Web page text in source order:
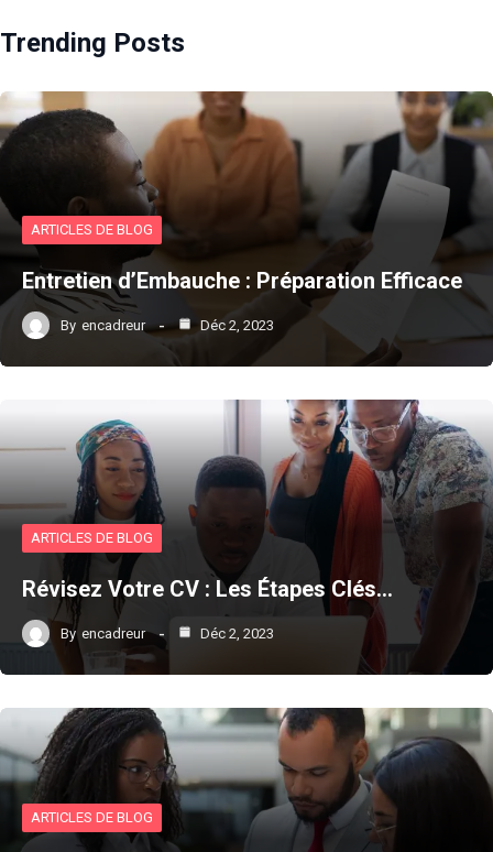
Trending Posts
ARTICLES DE BLOG
Entretien d’Embauche : Préparation Efficace
By encadreur Déc 2, 2023
ARTICLES DE BLOG
Révisez Votre CV : Les Étapes Clés…
By encadreur Déc 2, 2023
ARTICLES DE BLOG